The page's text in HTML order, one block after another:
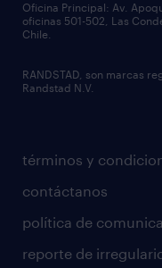
términos y
contáctanos
política de
reporte de
Oficina Principal: Av.
oficinas 501-502, Las
Chile.
RANDSTAD, son marcas
Randstad N.V.